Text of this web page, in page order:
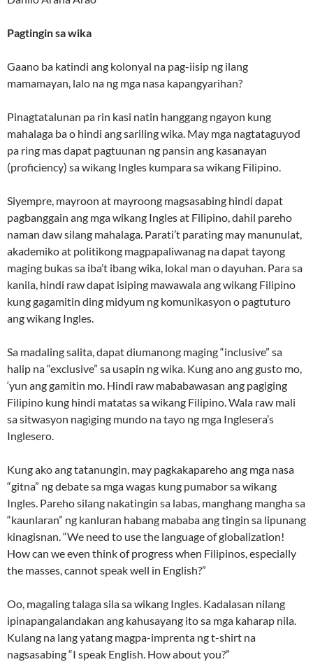
Pagtingin sa wika
Gaano ba katindi ang kolonyal na pag-iisip ng ilang
mamamayan, lalo na ng mga nasa kapangyarihan?
Pinagtatalunan pa rin kasi natin hanggang ngayon kung
mahalaga ba o hindi ang sariling wika. May mga nagtataguyod
pa ring mas dapat pagtuunan ng pansin ang kasanayan
(proficiency) sa wikang Ingles kumpara sa wikang Filipino.
Siyempre, mayroon at mayroong magsasabing hindi dapat
pagbanggain ang mga wikang Ingles at Filipino, dahil pareho
naman daw silang mahalaga. Parati’t parating may manunulat,
akademiko at politikong magpapaliwanag na dapat tayong
maging bukas sa iba’t ibang wika, lokal man o dayuhan. Para sa
kanila, hindi raw dapat isiping mawawala ang wikang Filipino
kung gagamitin ding midyum ng komunikasyon o pagtuturo
ang wikang Ingles.
Sa madaling salita, dapat diumanong maging “inclusive” sa
halip na “exclusive” sa usapin ng wika. Kung ano ang gusto mo,
‘yun ang gamitin mo. Hindi raw mababawasan ang pagiging
Filipino kung hindi matatas sa wikang Filipino. Wala raw mali
sa sitwasyon nagiging mundo na tayo ng mga Inglesera’s
Inglesero.
Kung ako ang tatanungin, may pagkakapareho ang mga nasa
“gitna” ng debate sa mga wagas kung pumabor sa wikang
Ingles. Pareho silang nakatingin sa labas, manghang mangha sa
“kaunlaran” ng kanluran habang mababa ang tingin sa lipunang
kinagisnan. “We need to use the language of globalization!
How can we even think of progress when Filipinos, especially
the masses, cannot speak well in English?”
Oo, magaling talaga sila sa wikang Ingles. Kadalasan nilang
ipinapangalandakan ang kahusayang ito sa mga kaharap nila.
Kulang na lang yatang magpa-imprenta ng t-shirt na
nagsasabing “I speak English. How about you?”